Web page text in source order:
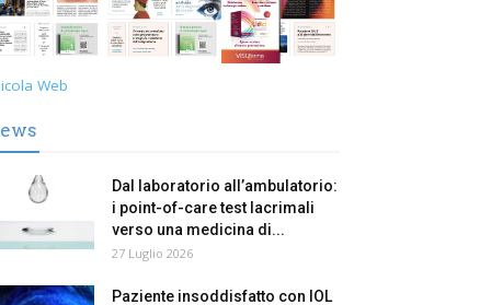
Web
Dal laboratorio all’ambulatorio:
i point-of-care test lacrimali
verso una medicina di...
27 Luglio 2026
Paziente insoddisfatto con IOL